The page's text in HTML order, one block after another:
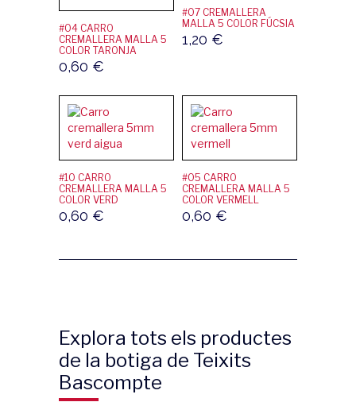
#04 CARRO
CREMALLERA MALLA 5
COLOR TARONJA
0,60 €
#07 CREMALLERA
MALLA 5 COLOR FÚCSIA
1,20 €
#10 CARRO
CREMALLERA MALLA 5
COLOR VERD
0,60 €
#05 CARRO
CREMALLERA MALLA 5
COLOR VERMELL
0,60 €
Explora tots els productes
de la botiga de Teixits
Bascompte